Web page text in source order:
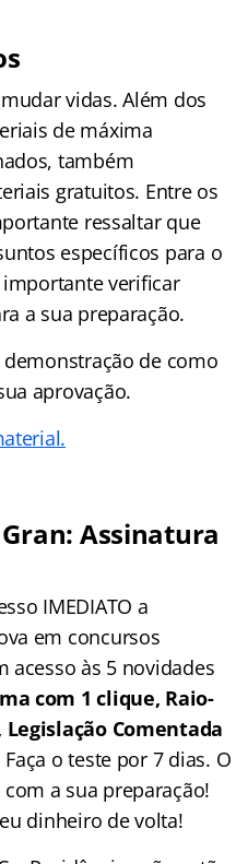
vidas. Além dos
de máxima
também
gratuitos. Entre os
ressaltar que
específicos para o
verificar
a sua preparação.
de como
aprovação.
Assinatura
IMEDIATO a
em concursos
acesso às 5 novidades
com 1 clique, Raio-
Legislação Comentada
Faça o teste por 7 dias. O
a sua preparação!
dinheiro de volta!